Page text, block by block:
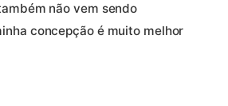
não vem sendo
concepção é muito melhor